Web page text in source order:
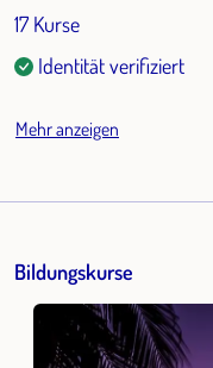
Mehr anzeigen
17 Kurse
Identität verifiziert
Bildungskurse